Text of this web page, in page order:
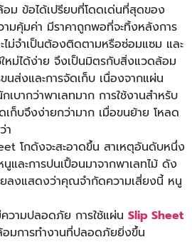
ม ข้อได้เปรียบที่โดดเด่นที่สุดของ
มคุ้มค่า มีราคาถูกพอที่จะทิ้งหลังการ
ไม่จำเป็นต้องติดตามหรือซ่อมแซม และ
ใหม่ได้ง่าย จึงเป็นมิตรกับสิ่งแวดล้อม
นส่งและการจัดเก็บ เนื่องจากแผ่น
บากว่าพาเลทมาก การใช้งานสำหรับ
เก็บจึงง่ายกว่ามาก เมื่อขนย้าย โหลด
า
โกดังจะสะอาดขึ้น สาเหตุอันดับหนึ่ง
และการปนเปื้อนมาจากพาเลทไม้ ดัง
ลงแสดงว่าคุณจำกัดความเสี่ยงนี้ หนู
วามปลอดภัย การใช้แผ่น Slip Sheet
มการทำงานที่ปลอดภัยยิ่งขึ้น